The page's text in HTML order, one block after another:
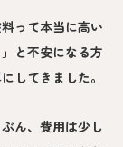
って本当に高い
と不安になる方
してきました。
ん、費用は少し